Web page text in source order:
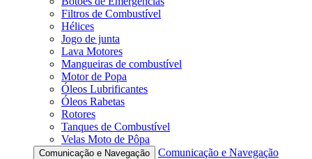
Filtros de Combustível
Hélices
Jogo de junta
Lava Motores
Mangueiras de combustível
Motor de Popa
Óleos Lubrificantes
Óleos Rabetas
Rotores
Tanques de Combustível
Velas Moto de Pôpa
Comunicação e Navegação
Comunicação e Navegação